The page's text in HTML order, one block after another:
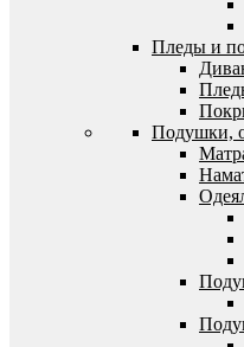
Пледы и
Подушки,